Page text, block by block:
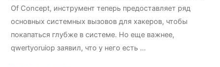
Of Concept, инструмент теперь предоставляет ряд
основных системных вызовов для хакеров, чтобы
покапаться глубже в системе. Но еще важнее,
qwertyoruiop заявил, что у него есть …